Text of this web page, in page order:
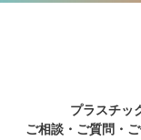
プラスチッ
ご相談・ご質問・